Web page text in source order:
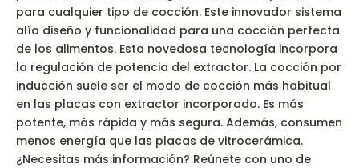
para cualquier tipo de cocción. Este innovador sistema
alía diseño y funcionalidad para una cocción perfecta
de los alimentos. Esta novedosa tecnología incorpora
la regulación de potencia del extractor. La cocción por
inducción suele ser el modo de cocción más habitual
en las placas con extractor incorporado. Es más
potente, más rápida y más segura. Además, consumen
menos energía que las placas de vitrocerámica.
¿Necesitas más información? Reúnete con uno de